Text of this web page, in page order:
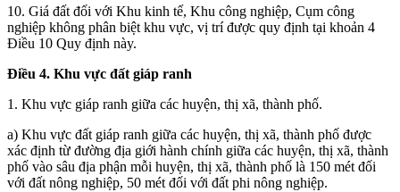
10. Giá đất đối với Khu kinh tế, Khu công nghiệp, Cụm công
nghiệp không phân biệt khu vực, vị trí được quy định tại khoản 4
Điều 10 Quy định này.
Điều 4. Khu vực đất giáp ranh
1. Khu vực giáp ranh giữa các huyện, thị xã, thành phố.
a) Khu vực đất giáp ranh giữa các huyện, thị xã, thành phố được
xác định từ đường địa giới hành chính giữa các huyện, thị xã, thành
phố vào sâu địa phận mỗi huyện, thị xã, thành phố là 150 mét đối
với đất nông nghiệp, 50 mét đối với đất phi nông nghiệp.